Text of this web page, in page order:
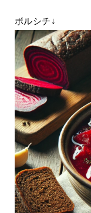
ボルシチ↓